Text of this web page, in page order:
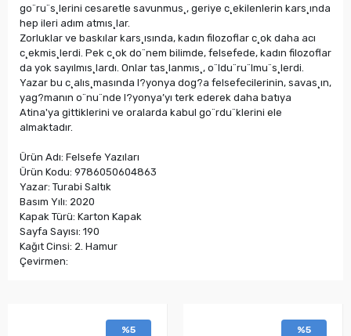
go¨ru¨s¸lerini cesaretle savunmus¸, geriye c¸ekilenlerin kars¸ında
hep ileri adım atmıs¸lar.
Zorluklar ve baskılar kars¸ısında, kadın filozoflar c¸ok daha acı
c¸ekmis¸lerdi. Pek c¸ok do¨nem bilimde, felsefede, kadın filozoflar
da yok sayılmıs¸lardı. Onlar tas¸lanmıs¸, o¨ldu¨ru¨lmu¨s¸lerdi.
Yazar bu c¸alıs¸masında I?yonya dog?a felsefecilerinin, savas¸ın,
yag?manın o¨nu¨nde I?yonya’yı terk ederek daha batıya
Atina'ya gittiklerini ve oralarda kabul go¨rdu¨klerini ele
almaktadır.
Ürün Adı: Felsefe Yazıları
Ürün Kodu: 9786050604863
Yazar: Turabi Saltık
Basım Yılı: 2020
Kapak Türü: Karton Kapak
Sayfa Sayısı: 190
Kağıt Cinsi: 2. Hamur
Çevirmen:
%5 %5